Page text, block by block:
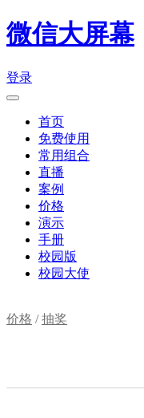
微信大屏幕
登录
首页
免费使用
常用组合
直播
案例
价格
演示
手册
校园版
校园大使
价格 /抽奖